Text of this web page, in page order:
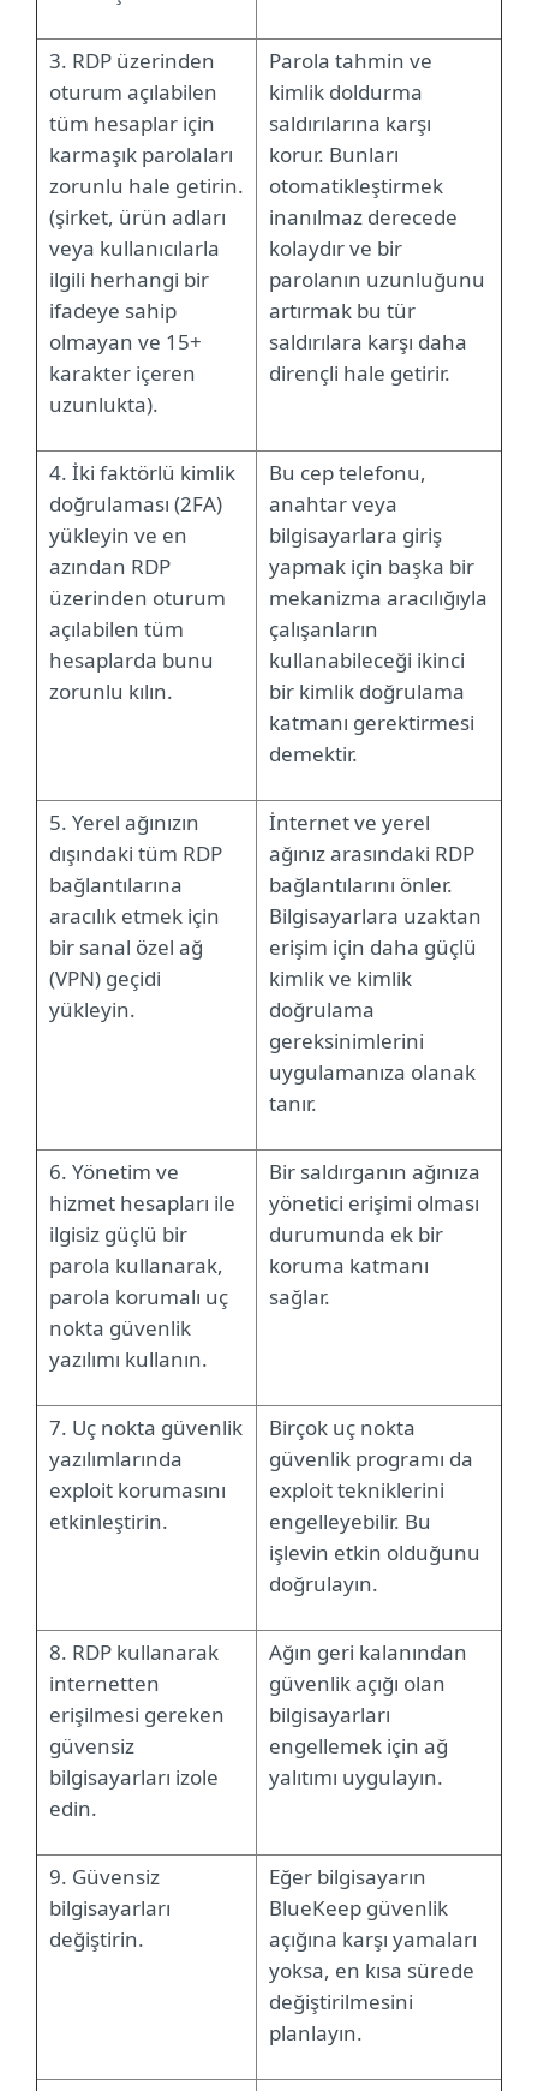
3. RDP üzerinden
oturum açılabilen
tüm hesaplar için
karmaşık parolaları
zorunlu hale getirin.
(şirket, ürün adları
veya kullanıcılarla
ilgili herhangi bir
ifadeye sahip
olmayan ve 15+
karakter içeren
uzunlukta).
Parola tahmin ve
kimlik doldurma
saldırılarına karşı
korur. Bunları
otomatikleştirmek
inanılmaz derecede
kolaydır ve bir
parolanın uzunluğunu
artırmak bu tür
saldırılara karşı daha
dirençli hale getirir.
4. İki faktörlü kimlik
doğrulaması (2FA)
yükleyin ve en
azından RDP
üzerinden oturum
açılabilen tüm
hesaplarda bunu
zorunlu kılın.
Bu cep telefonu,
anahtar veya
bilgisayarlara giriş
yapmak için başka bir
mekanizma aracılığıyla
çalışanların
kullanabileceği ikinci
bir kimlik doğrulama
katmanı gerektirmesi
demektir.
5. Yerel ağınızın
dışındaki tüm RDP
bağlantılarına
aracılık etmek için
bir sanal özel ağ
(VPN) geçidi
yükleyin.
İnternet ve yerel
ağınız arasındaki RDP
bağlantılarını önler.
Bilgisayarlara uzaktan
erişim için daha güçlü
kimlik ve kimlik
doğrulama
gereksinimlerini
uygulamanıza olanak
tanır.
6. Yönetim ve
hizmet hesapları ile
ilgisiz güçlü bir
parola kullanarak,
parola korumalı uç
nokta güvenlik
yazılımı kullanın.
Bir saldırganın ağınıza
yönetici erişimi olması
durumunda ek bir
koruma katmanı
sağlar.
7. Uç nokta güvenlik
yazılımlarında
exploit korumasını
etkinleştirin.
Birçok uç nokta
güvenlik programı da
exploit tekniklerini
engelleyebilir. Bu
işlevin etkin olduğunu
doğrulayın.
8. RDP kullanarak
internetten
erişilmesi gereken
güvensiz
bilgisayarları izole
edin.
Ağın geri kalanından
güvenlik açığı olan
bilgisayarları
engellemek için ağ
yalıtımı uygulayın.
9. Güvensiz
bilgisayarları
değiştirin.
Eğer bilgisayarın
BlueKeep güvenlik
açığına karşı yamaları
yoksa, en kısa sürede
değiştirilmesini
planlayın.